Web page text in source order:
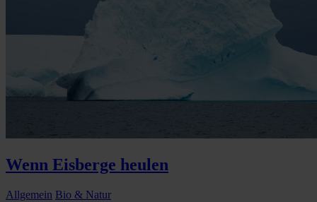
Wenn Eisberge heulen
Allgemein Bio & Natur